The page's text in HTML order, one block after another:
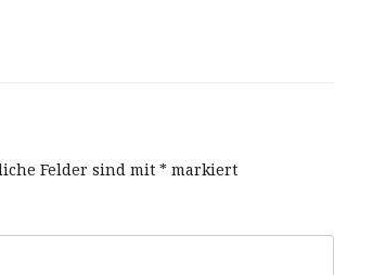
Felder sind mit *markiert